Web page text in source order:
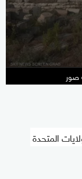
10
seconds
صور
المتحدة